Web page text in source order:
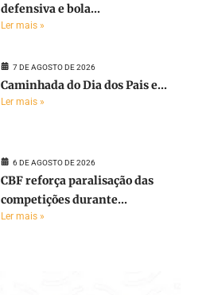
defensiva e bola...
Ler mais »
7 DE AGOSTO DE 2026
Caminhada do Dia dos Pais e...
Ler mais »
6 DE AGOSTO DE 2026
CBF reforça paralisação das
competições durante...
Ler mais »